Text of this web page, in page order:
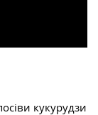
кукурудзи